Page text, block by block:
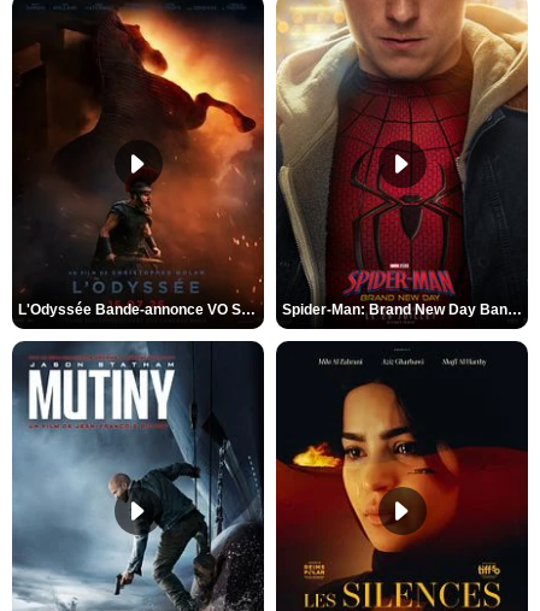
L'Odyssée Bande-annonce VO STFR Spider-Man: Brand New Day Bande-annonce VO STFR